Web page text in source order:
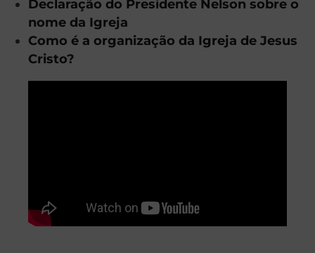
Declaração do Presidente Nelson sobre o
nome da Igreja
Como é a organização da Igreja de Jesus
Cristo?